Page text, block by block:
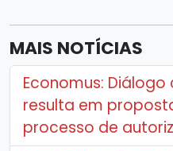
MAIS NOTÍCIAS
Economus:
resulta em
processo de